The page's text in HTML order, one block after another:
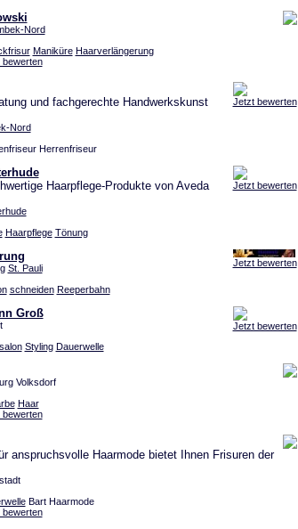
Nord
Maniküre Haarverlängerung
bewerten
Jetzt bewerten
und fachgerechte Handwerkskunst
Nord
Herrenfriseur
Jetzt bewerten
Haarpflege-Produkte von Aveda
Haarpflege Tönung
Jetzt bewerten
St. Pauli
schneiden Reeperbahn
Jetzt bewerten
Groß
Styling Dauerwelle
Volksdorf
Haar
bewerten
anspruchsvolle Haarmode bietet Ihnen Frisuren der
Bart Haarmode
bewerten